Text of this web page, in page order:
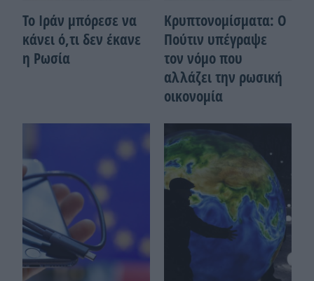
Το Ιράν μπόρεσε να
κάνει ό,τι δεν έκανε
η Ρωσία
Κρυπτονομίσματα: Ο
Πούτιν υπέγραψε
τον νόμο που
αλλάζει την ρωσική
οικονομία